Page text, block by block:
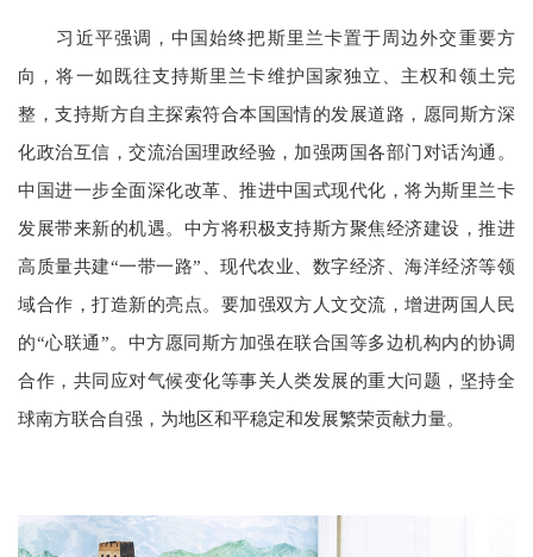
习近平强调，中国始终把斯里兰卡置于周边外交重要方
向，将一如既往支持斯里兰卡维护国家独立、主权和领土完
整，支持斯方自主探索符合本国国情的发展道路，愿同斯方深
化政治互信，交流治国理政经验，加强两国各部门对话沟通。
中国进一步全面深化改革、推进中国式现代化，将为斯里兰卡
发展带来新的机遇。中方将积极支持斯方聚焦经济建设，推进
高质量共建“一带一路”、现代农业、数字经济、海洋经济等领
域合作，打造新的亮点。要加强双方人文交流，增进两国人民
的“心联通”。中方愿同斯方加强在联合国等多边机构内的协调
合作，共同应对气候变化等事关人类发展的重大问题，坚持全
球南方联合自强，为地区和平稳定和发展繁荣贡献力量。